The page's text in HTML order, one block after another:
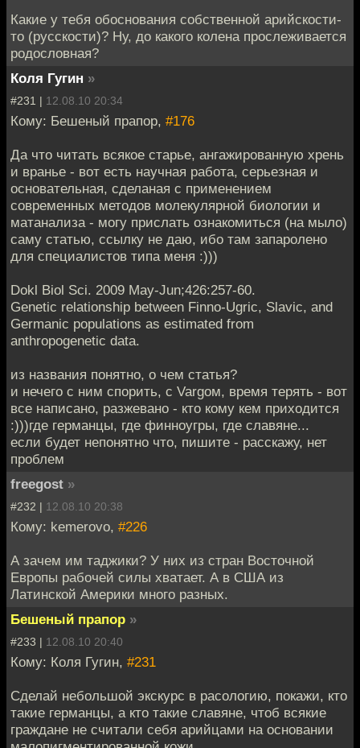
Какие у тебя обоснования собственной арийскости-
то (русскости)? Ну, до какого колена прослеживается
родословная?
Коля Гугин »
#231 | 12.08.10 20:34
Кому: Бешеный прапор, #176
Да что читать всякое старье, ангажированную хрень
и вранье - вот есть научная работа, серьезная и
основательная, сделаная с применением
современных методов молекулярной биологии и
матанализа - могу прислать ознакомиться (на мыло)
саму статью, ссылку не даю, ибо там запаролено
для специалистов типа меня :)))
Dokl Biol Sci. 2009 May-Jun;426:257-60.
Genetic relationship between Finno-Ugric, Slavic, and
Germanic populations as estimated from
anthropogenetic data.
из названия понятно, о чем статья?
и нечего с ним спорить, с Vargом, время терять - вот
все написано, разжевано - кто кому кем приходится
:)))где германцы, где финноугры, где славяне...
если будет непонятно что, пишите - расскажу, нет
проблем
freegost »
#232 | 12.08.10 20:38
Кому: kemerovo, #226
А зачем им таджики? У них из стран Восточной
Европы рабочей силы хватает. А в США из
Латинской Америки много разных.
Бешеный прапор »
#233 | 12.08.10 20:40
Кому: Коля Гугин, #231
Сделай небольшой экскурс в расологию, покажи, кто
такие германцы, а кто такие славяне, чтоб всякие
граждане не считали себя арийцами на основании